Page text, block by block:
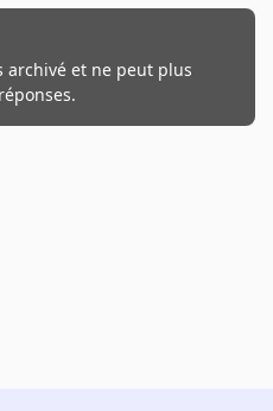
archivé et ne peut plus